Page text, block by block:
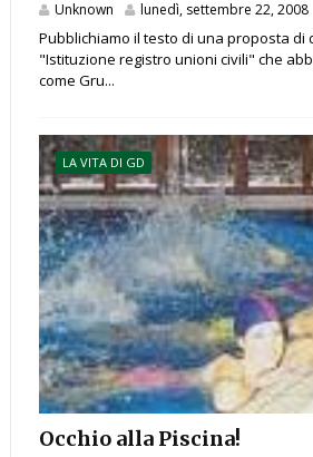
Unknown lunedì, settembre 22, 2008
Pubblichiamo il testo di una proposta di
"Istituzione registro unioni civili" che
come Gru...
LA VITA DI GD
Occhio alla Piscina!